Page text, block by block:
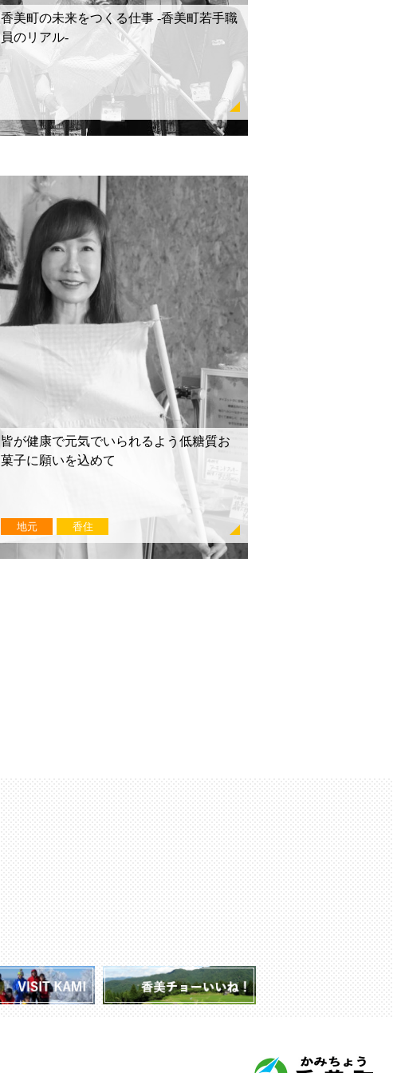
香美町の未来をつくる仕事 -香美町若手職
員のリアル-
皆が健康で元気でいられるよう低糖質お
菓子に願いを込めて
地元 香住